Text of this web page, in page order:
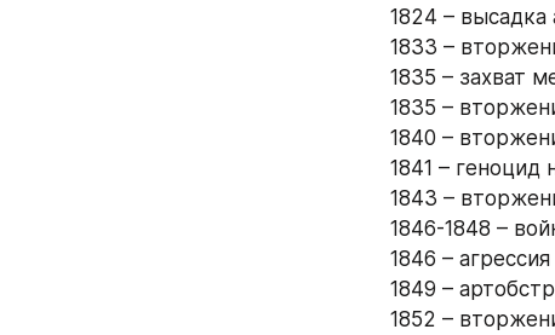
1824 – высадка
1833 –
1835 – захват
1835 –
1840 –
1841 –
1843 –
1846-1848 –
1846 –
1849 –
1852 –